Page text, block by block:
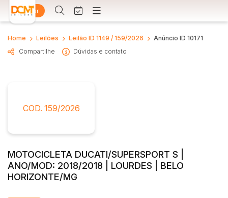
Entrar
Site
Diversos
Combustível
Imóveis
Bairro Comitente
Home Leilões Leilão ID 1149 / 159/2026
Anúncio ID 10171
Compartilhe
Dúvidas e contato
COD. 159/2026
MOTOCICLETA DUCATI/SUPERSPORT S |
ANO/MOD: 2018/2018 | LOURDES | BELO
HORIZONTE/MG